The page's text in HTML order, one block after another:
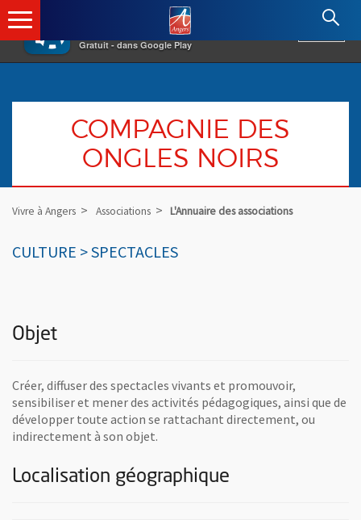
×
Gratuit - dans Google Play
Angers.fr : Retour à l'accueil
COMPAGNIE DES
ONGLES NOIRS
Vivre à Angers Associations L'Annuaire des associations
CULTURE > SPECTACLES
Objet
Créer, diffuser des spectacles vivants et promouvoir,
sensibiliser et mener des activités pédagogiques, ainsi que de
développer toute action se rattachant directement, ou
indirectement à son objet.
Localisation géographique